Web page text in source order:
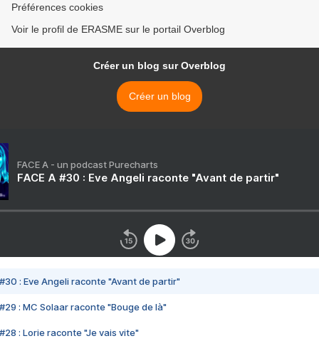
Préférences cookies
Voir le profil de ERASME sur le portail Overblog
Créer un blog sur Overblog
Créer un blog
FACE A - un podcast Purecharts
FACE A #30 : Eve Angeli raconte "Avant de partir"
#30 : Eve Angeli raconte "Avant de partir"
#29 : MC Solaar raconte "Bouge de là"
#28 : Lorie raconte "Je vais vite"